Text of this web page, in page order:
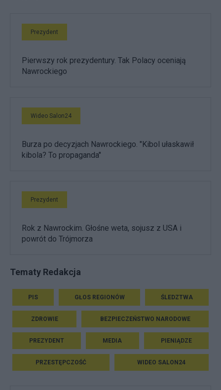
Prezydent
Pierwszy rok prezydentury. Tak Polacy oceniają
Nawrockiego
Wideo Salon24
Burza po decyzjach Nawrockiego. "Kibol ułaskawił
kibola? To propaganda"
Prezydent
Rok z Nawrockim. Głośne weta, sojusz z USA i
powrót do Trójmorza
Tematy Redakcja
PIS GŁOS REGIONÓW ŚLEDZTWA
ZDROWIE BEZPIECZEŃSTWO NARODOWE
PREZYDENT MEDIA PIENIĄDZE
PRZESTĘPCZOŚĆ WIDEO SALON24